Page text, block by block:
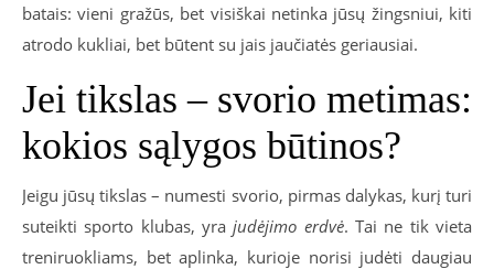
batais: vieni gražūs, bet visiškai netinka jūsų žingsniui, kiti
atrodo kukliai, bet būtent su jais jaučiatės geriausiai.
Jei tikslas – svorio metimas:
kokios sąlygos būtinos?
Jeigu jūsų tikslas – numesti svorio, pirmas dalykas, kurį turi
suteikti sporto klubas, yrajudėjimo erdvė. Tai ne tik vieta
treniruokliams, bet aplinka, kurioje norisi judėti daugiau